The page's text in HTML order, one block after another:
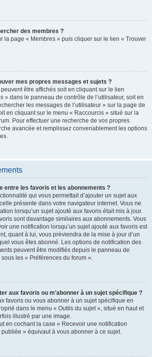
des membres ?
la page « Membres » puis cliquer sur le lien « Trouver
mes propres messages et sujets ?
être affichés soit en cliquant sur le lien
» dans le panneau de contrôle de l’utilisateur, soit en
les messages de l’utilisateur » sur la page de
en cliquant sur le menu « Raccourcis » situé sur la
Pour effectuer une recherche de vos propres
avancée et remplissez convenablement les options
entre les favoris et les abonnements ?
qui vous permettait d’ajouter un sujet aux
présente dans votre navigateur internet. Vous ne
lorsqu’un sujet ajouté aux favoris était mis à jour.
sont davantage similaires aux abonnements. Vous
une notification lorsqu’un sujet ajouté aux favoris est
quant à lui, vous préviendra de la mise à jour d’un
vous êtes abonné. Les options de notification des
peuvent être modifiés depuis le panneau de
les « Préférences du forum ».
aux favoris ou m’abonner à un sujet spécifique ?
favoris ou vous abonner à un sujet spécifique en
dans le menu « Outils du sujet », situé en haut et
illustré par une image.
en cochant la case « Recevoir une notification
publiée » équivaut à vous abonner à ce sujet.